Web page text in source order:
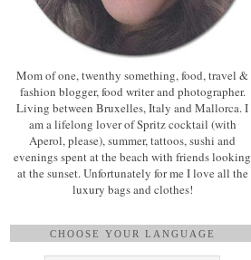
Mom of one, twenthy something, food, travel &
fashion blogger, food writer and photographer.
Living between Bruxelles, Italy and Mallorca. I
am a lifelong lover of Spritz cocktail (with
Aperol, please), summer, tattoos, sushi and
evenings spent at the beach with friends looking
at the sunset. Unfortunately for me I love all the
luxury bags and clothes!
CHOOSE YOUR LANGUAGE